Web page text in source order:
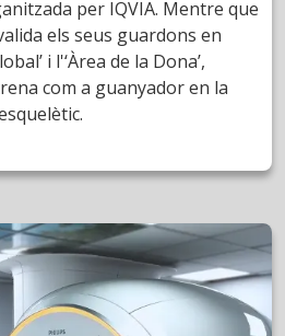
per IQVIA. Mentre que
els seus guardons en
i l'‘Àrea de la Dona’,
com a guanyador en la